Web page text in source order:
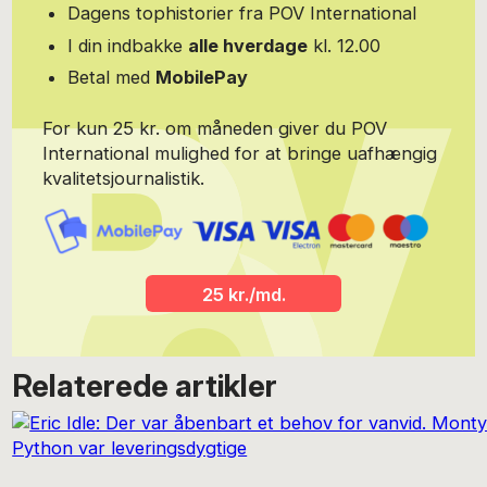
Dagens tophistorier fra POV International
I din indbakke alle hverdage kl. 12.00
Betal med MobilePay
For kun 25 kr. om måneden giver du POV
International mulighed for at bringe uafhængig
kvalitetsjournalistik.
25 kr./md.
Relaterede artikler